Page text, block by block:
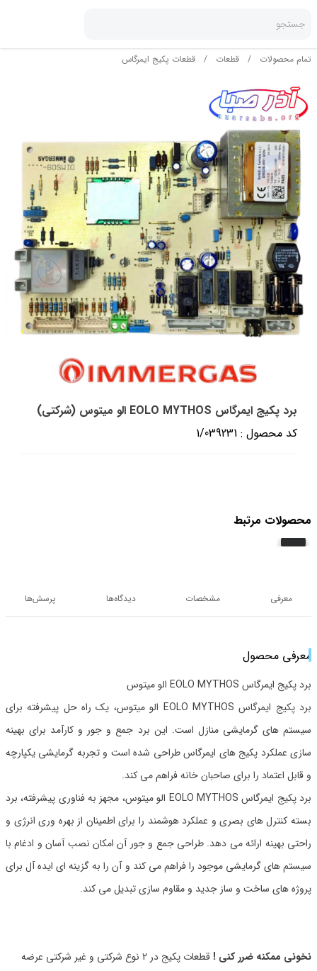
جستجو
تمام محصولات / قطعات / قطعات پکیج ایمرگاس
برد پکیج ایمرگاس EOLO MYTHOS الو میتوس (شرکتی)
کد محصول : 1/039231
محصولات مرتبط
معرفی مشخصات دیدگاه‌ها پرسش‌ها
معرفی محصول
برد پکیج ایمرگاس EOLO MYTHOS الو میتوس
برد پکیج ایمرگاس EOLO MYTHOS الو میتوس، یک راه حل پیشرفته برای
سیستم های گرمایشی منازل است. این برد جمع و جور و کارآمد برای بهینه
سازی عملکرد پکیج های ایمرگاس طراحی شده است و تجربه گرمایشی یکپارچه
و قابل اعتماد را برای صاحبان خانه فراهم می کند.
برد پکیج ایمرگاس EOLO MYTHOS الو میتوس، مجهز به فناوری پیشرفته، برد
بسته کنترل های بصری و عملکرد هوشمند را برای اطمینان از بهره وری انرژی و
راحتی بهینه ارائه می دهد. طراحی جمع و جور آن امکان نصب آسان و ادغام با
سیستم های گرمایشی موجود را فراهم می کند و آن را به گزینه ای ایده آل برای
پروژه های ساخت و ساز جدید و مقاوم سازی تبدیل می کند.
نخونی ممکنه ضرر کنی !
قطعات پکیج در 2 نوع شرکتی و غیر شرکتی عرضه